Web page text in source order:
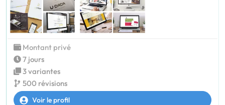
Montant privé
7 jours
3 variantes
500 révisions
Voir le profil